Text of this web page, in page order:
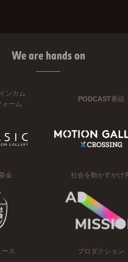
We are hands on
ンカム
ーム
PODCAST番組
金 社会を動かすかけ
ス プロダクション